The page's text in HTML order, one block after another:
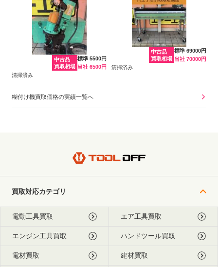
中古品
買取相場
標準 5500円
当社 6500円
清掃済み
中古品
買取相場
標準 69000円
当社 70000円
清掃済み
糊付け機買取価格の実績一覧へ
買取対応カテゴリ
電動工具買取 エア工具買取
エンジン工具買取 ハンドツール買取
電材買取 建材買取